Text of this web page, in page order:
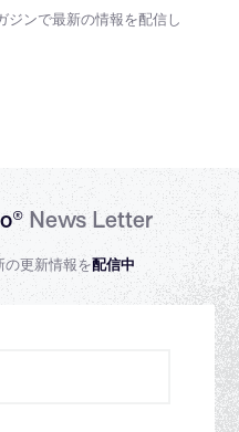
ジンで最新の情報を配信し
News Letter
更新情報を配信中